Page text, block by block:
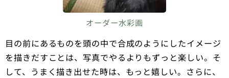
オーダー水彩画
目の前にあるものを頭の中で合成のようにしたイメージ
を描きだすことは、写真でやるよりもずっと楽しい。そ
して、うまく描き出せた時は、もっと嬉しい。さらに、